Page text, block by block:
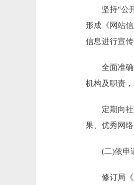
坚持“公开
形成《网站
信息进行宣传
全面准确公
机构及职责
定期向社会
果、优秀网
(二)依申
修订局《政